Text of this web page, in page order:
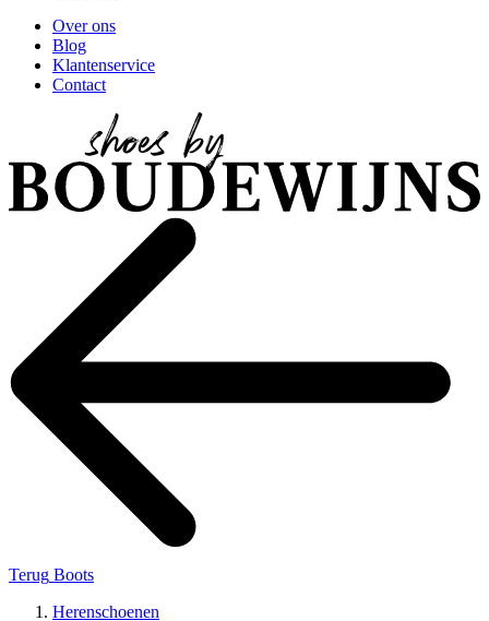
Over ons
Blog
Klantenservice
Contact
Terug Boots
Herenschoenen